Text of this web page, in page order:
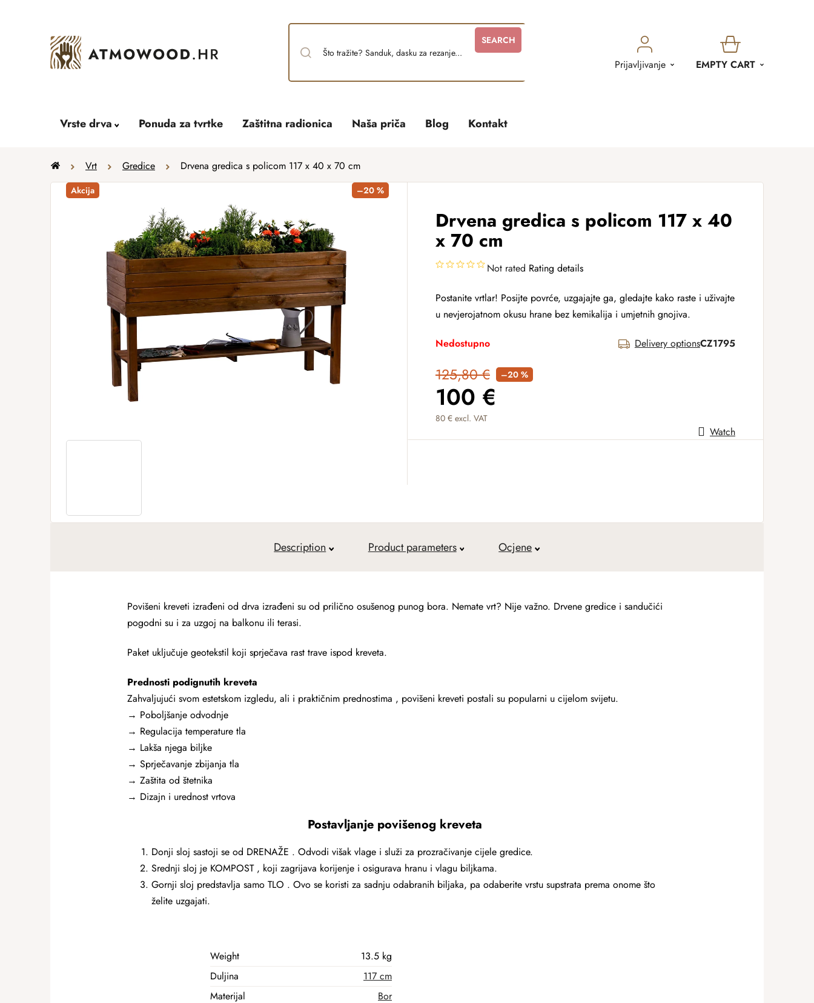
SEARCH
Prijavljivanje
SHOPPING
EMPTY CART
Vrste drva Ponuda za tvrtke Zaštitna radionica Naša priča Blog Kontakt
Home Vrt Gredice Drvena gredica s policom 117 x 40 x 70 cm
Drvena gredica s policom 117 x 40
x 70 cm
Not rated Rating details
Postanite vrtlar! Posijte povrće, uzgajajte ga, gledajte kako raste i uživajte
u nevjerojatnom okusu hrane bez kemikalija i umjetnih gnojiva.
Nedostupno Delivery optionsCZ1795
125,80 € –20 %
100 €
80 € excl. VAT
Measure price: Watch
Akcija –20 %
Description Product parameters Ocjene
Povišeni kreveti izrađeni od drva izrađeni su od prilično osušenog punog bora. Nemate vrt? Nije važno. Drvene gredice i sandučići
pogodni su i za uzgoj na balkonu ili terasi.
Paket uključuje geotekstil koji sprječava rast trave ispod kreveta.
Prednosti podignutih kreveta
Zahvaljujući svom estetskom izgledu, ali i praktičnim prednostima , povišeni kreveti postali su popularni u cijelom svijetu.
→ Poboljšanje odvodnje
→ Regulacija temperature tla
→ Lakša njega biljke
→ Sprječavanje zbijanja tla
→ Zaštita od štetnika
→ Dizajn i urednost vrtova
Postavljanje povišenog kreveta
Donji sloj sastoji se od DRENAŽE . Odvodi višak vlage i služi za prozračivanje cijele gredice.
Srednji sloj je KOMPOST , koji zagrijava korijenje i osigurava hranu i vlagu biljkama.
Gornji sloj predstavlja samo TLO . Ovo se koristi za sadnju odabranih biljaka, pa odaberite vrstu supstrata prema onome što
želite uzgajati.
Weight
13.5 kg
Duljina
117 cm
Materijal
Bor